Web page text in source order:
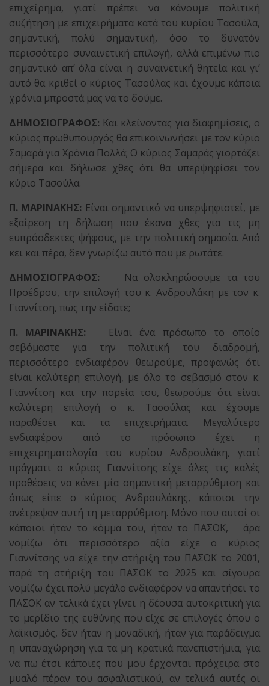
επιχείρημα, γιατί πρέπει να κάνουμε πολιτική
συζήτηση με επιχειρήματα κατά του κυρίου Τασούλα,
σημαντική, πολύ σημαντική, όσο το δυνατόν
περισσότερο συναινετική επιλογή, αλλά επιμένω πιο
σημαντικό απ’ όλα είναι η συναινετική θητεία και γι’
αυτό θα κριθεί ο κύριος Τασούλας και έχουμε κάποια
χρόνια μπροστά μας να το δούμε.
ΔΗΜΟΣΙΟΓΡΑΦΟΣ: Και κλείνοντας για διαφημίσεις, ο
κύριος πρωθυπουργός θα επικοινωνήσει με τον κύριο
Σαμαρά για Χρόνια Πολλά; Ο κύριος Σαμαράς γιορτάζει
σήμερα και δήλωσε χθες ότι θα υπερψηφίσει τον
κύριο Τασούλα.
Π. ΜΑΡΙΝΑΚΗΣ: Είναι σημαντικό να υπερψηφιστεί, με
εξαίρεση τη δήλωση που έκανα χθες για τις μη
ευπρόσδεκτες ψήφους, με την πολιτική σημασία. Από
κει και πέρα, δεν γνωρίζω αυτό που με ρωτάτε.
ΔΗΜΟΣΙΟΓΡΑΦΟΣ:
Να ολοκληρώσουμε τα του
Προέδρου, την επιλογή του κ. Ανδρουλάκη με τον κ.
Γιαννίτση, πως την είδατε;
Π. ΜΑΡΙΝΑΚΗΣ: Είναι ένα πρόσωπο το οποίο
σεβόμαστε για την πολιτική του διαδρομή,
περισσότερο ενδιαφέρον θεωρούμε, προφανώς ότι
είναι καλύτερη επιλογή, με όλο το σεβασμό στον κ.
Γιαννίτση και την πορεία του, θεωρούμε ότι είναι
καλύτερη επιλογή ο κ. Τασούλας και έχουμε
παραθέσει και τα επιχειρήματα. Μεγαλύτερο
ενδιαφέρον από το πρόσωπο έχει η
επιχειρηματολογία του κυρίου Ανδρουλάκη, γιατί
πράγματι ο κύριος Γιαννίτσης είχε όλες τις καλές
προθέσεις να κάνει μία σημαντική μεταρρύθμιση και
όπως είπε ο κύριος Ανδρουλάκης, κάποιοι την
ανέτρεψαν αυτή τη μεταρρύθμιση. Μόνο που αυτοί οι
κάποιοι ήταν το κόμμα του, ήταν το ΠΑΣΟΚ, άρα
νομίζω ότι περισσότερο αξία είχε ο κύριος
Γιαννίτσης να είχε την στήριξη του ΠΑΣΟΚ το 2001,
παρά τη στήριξη του ΠΑΣΟΚ το 2025 και σίγουρα
νομίζω έχει πολύ μεγάλο ενδιαφέρον να απαντήσει το
ΠΑΣΟΚ αν τελικά έχει γίνει η δέουσα αυτοκριτική για
το μερίδιο της ευθύνης που είχε σε επιλογές όπου ο
λαϊκισμός, δεν ήταν η μοναδική, ήταν για παράδειγμα
η υπαναχώρηση για τα μη κρατικά πανεπιστήμια, για
να πω έτσι κάποιες που μου έρχονται πρόχειρα στο
μυαλό πέραν του ασφαλιστικού, αν τελικά αυτές οι